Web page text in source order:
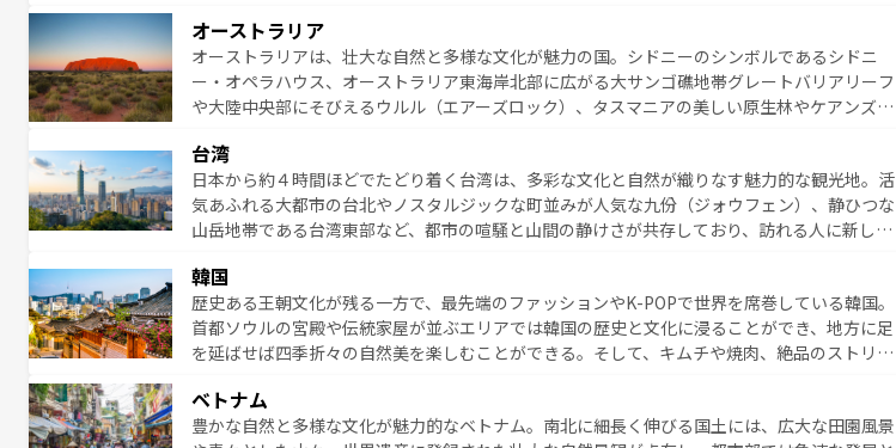
る。「アロハスピリット」と呼ばれるおもてなしの心で訪れる人々を迎えてくれるハワイの
人々、おいしいローカルフードやハワイアンミュージック、伝統的なフラダンスなど、すべて
がハワイの魅力を彩っている。訪れるたびに新しい発見と感動が待っているハワイを、存分に
味わってほしい。 なお、新着のハワイ情報はコンテンツ一覧を参照してほしい。
オーストラリア
オーストラリアは、壮大な自然と多様な文化が魅力の国。シドニーのシンボルであるシドニ
ー・オペラハウス、オーストラリア東海岸北部に広がる大サンゴ礁地帯グレートバリアリーフ
や大陸中央部にそびえるウルル（エアーズロック）、タスマニアの美しい原生林やケアンズの
豊かで、美味しいものであふれている。アクティビティも充実しており、サーフィンやダイビ
ング、ハイキングなど、アウトドア好きにはたまらない。オーストラリアの多彩な魅力を存分
に味わいつくそう。 なお、新着のオーストラリア情報はコンテンツ一覧を参照してほしい。
台湾
日本から約４時間ほどでたどり着く台湾は、多彩な文化と自然が織りなす魅力的な観光地。活
気あふれる大都市の台北やノスタルジックな町並みが人気な九份（ジォウフェン）、静ひつな
山岳地帯である台湾東部など、都市の喧騒と山間の静けさが共存しており、訪れる人に新しい
から高級料理、ヘルシーで美容にもいいと評判のスイーツなど、バラエティ豊かな料理が味わ
える。 なお、新着の台湾情報はコンテンツ一覧を参照してほしい。
韓国
歴史ある王朝文化が残る一方で、最先端のファッションやK-POPで世界を席巻している韓国。
首都ソウルの宮殿や伝統家屋が並ぶエリアでは韓国の歴史と文化に浸ることができ、地方に足
を延ばせば四季折々の自然美を楽しむことができる。そして、キムチや焼肉、絶品のストリー
能できる。あたたかいホスピタリティに包まれながら、韓国の多彩な魅力を心ゆくまで味わっ
てみてほしい。 なお、新着の韓国情報はコンテンツ一覧を参照してほしい。
ベトナム
豊かな自然と多様な文化が魅力的なベトナム。南北に細長く伸びる国土には、広大な田園風景